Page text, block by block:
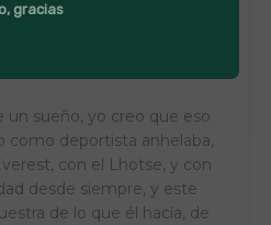
un sueño, yo creo que eso
como deportista anhelaba,
con el Lhotse, y con
desde siempre, y este
de lo que él hacía, de
gracias